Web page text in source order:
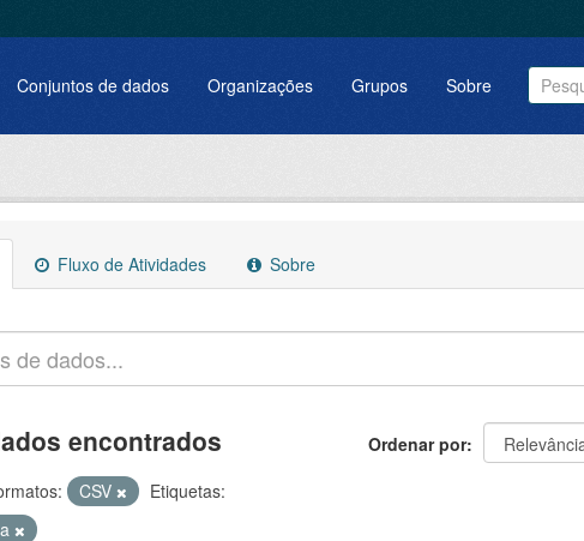
Conjuntos de dados Organizações Grupos Sobre
Fluxo de Atividades Sobre
Ordenar por
encontrados
CSV
Etiquetas: